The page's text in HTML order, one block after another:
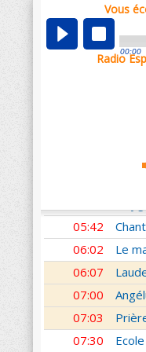
Vous
00:00
Radio
00:07
01:00
01:30
Les
Si
05:42
06:02 Le
06:07
07:00
07:03
07:30